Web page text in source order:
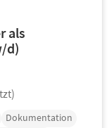
als
d)
Dokumentation